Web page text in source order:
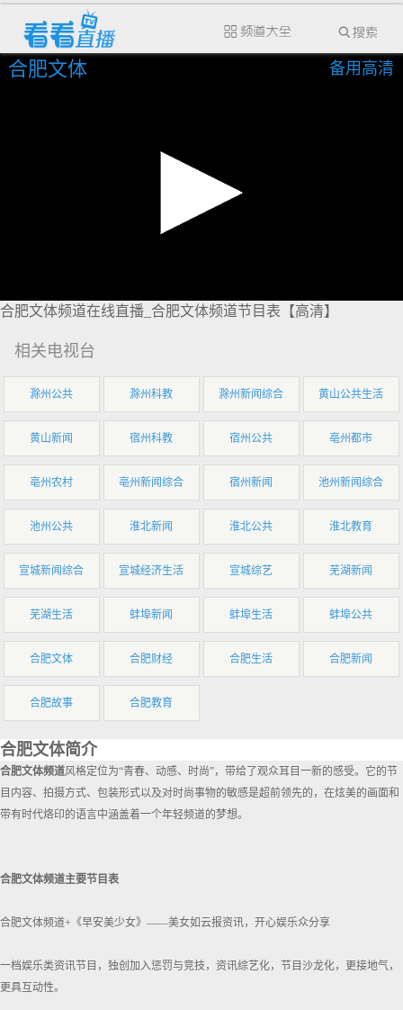
合肥文体 备用高清
合肥文体频道在线直播_合肥文体频道节目表【高清】
相关电视台
滁州公共 滁州科教 滁州新闻综合 黄山公共生活
黄山新闻 宿州科教 宿州公共 亳州都市
亳州农村 亳州新闻综合 宿州新闻 池州新闻综合
池州公共 淮北新闻 淮北公共 淮北教育
宣城新闻综合 宣城经济生活 宣城综艺 芜湖新闻
芜湖生活 蚌埠新闻 蚌埠生活 蚌埠公共
合肥文体 合肥财经 合肥生活 合肥新闻
合肥故事 合肥教育
合肥文体简介
合肥文体频道风格定位为“青春、动感、时尚”，带给了观众耳目一新的感受。它的节
目内容、拍摄方式、包装形式以及对时尚事物的敏感是超前领先的，在炫美的画面和
带有时代烙印的语言中涵盖着一个年轻频道的梦想。
合肥文体频道主要节目表
合肥文体频道+《早安美少女》——美女如云报资讯，开心娱乐众分享
一档娱乐类资讯节目，独创加入惩罚与竞技，资讯综艺化，节目沙龙化，更接地气，
更具互动性。